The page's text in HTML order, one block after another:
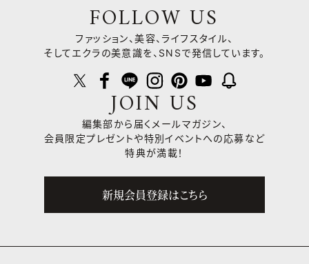
FOLLOW US
ファッション、美容、ライフスタイル、
そしてエクラの美意識を、SNSで発信しています。
JOIN US
編集部から届くメールマガジン、
会員限定プレゼントや特別イベントへの応募など
特典が満載！
新規会員登録はこちら